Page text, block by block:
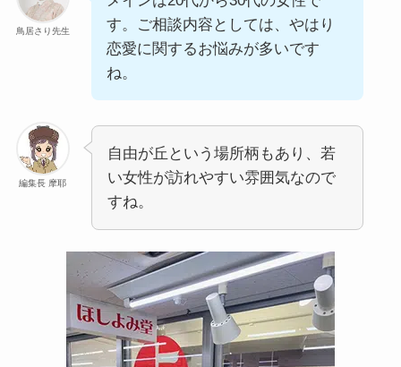
鳥居さり先生
す。ご相談内容としては、やはり
恋愛に関するお悩みが多いです
ね。
編集長 摩耶
自由が丘という場所柄もあり、若
い女性が訪れやすい雰囲気なので
すね。